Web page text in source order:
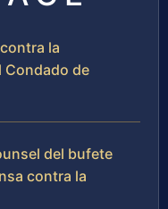
la
Condado de
del bufete
contra la